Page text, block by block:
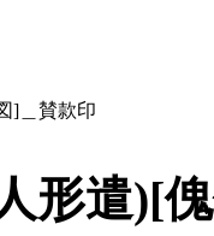
]＿賛款印
形遣)[